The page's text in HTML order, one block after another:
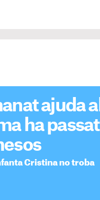
ajuda al
ha passat
Cristina no troba